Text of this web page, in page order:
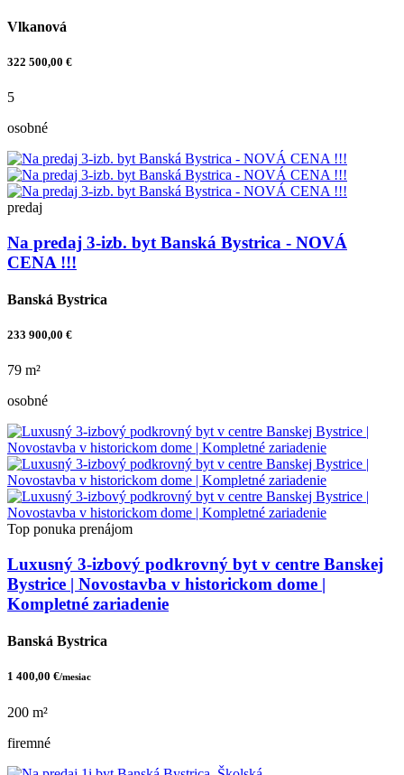
Vlkanová
322 500,00 €
5
osobné
predaj
Na predaj 3-izb. byt Banská Bystrica - NOVÁ
CENA !!!
Banská Bystrica
233 900,00 €
79 m²
osobné
Top ponuka prenájom
Luxusný 3-izbový podkrovný byt v centre Banskej
Bystrice | Novostavba v historickom dome |
Kompletné zariadenie
Banská Bystrica
1 400,00 €/mesiac
200 m²
firemné